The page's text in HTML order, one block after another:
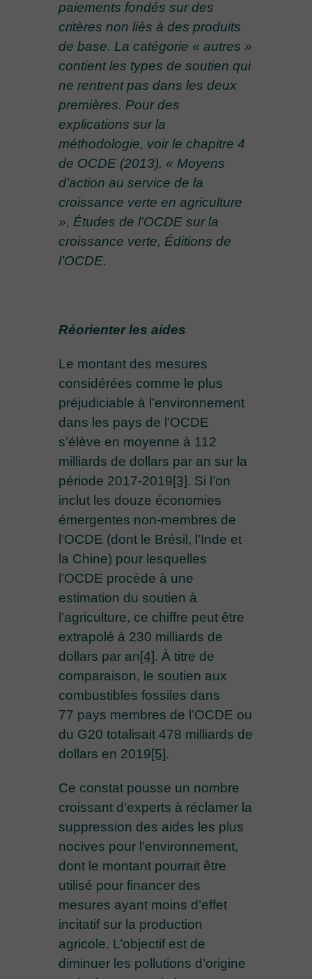
paiements fondés sur des
critères non liés à des produits
de base. La catégorie « autres »
contient les types de soutien qui
ne rentrent pas dans les deux
premières. Pour des
explications sur la
méthodologie, voir le chapitre 4
de OCDE (2013), « Moyens
d’action au service de la
croissance verte en agriculture
», Études de l’OCDE sur la
croissance verte, Éditions de
l’OCDE.
Réorienter les aides
Le montant des mesures
considérées comme le plus
préjudiciable à l’environnement
dans les pays de l’OCDE
s’élève en moyenne à 112
milliards de dollars par an sur la
période 2017-2019[3]. Si l’on
inclut les douze économies
émergentes non-membres de
l’OCDE (dont le Brésil, l’Inde et
la Chine) pour lesquelles
l’OCDE procède à une
estimation du soutien à
l’agriculture, ce chiffre peut être
extrapolé à 230 milliards de
dollars par an[4]. À titre de
comparaison, le soutien aux
combustibles fossiles dans
77 pays membres de l’OCDE ou
du G20 totalisait 478 milliards de
dollars en 2019[5].
Ce constat pousse un nombre
croissant d’experts à réclamer la
suppression des aides les plus
nocives pour l’environnement,
dont le montant pourrait être
utilisé pour financer des
mesures ayant moins d’effet
incitatif sur la production
agricole. L’objectif est de
diminuer les pollutions d’origine